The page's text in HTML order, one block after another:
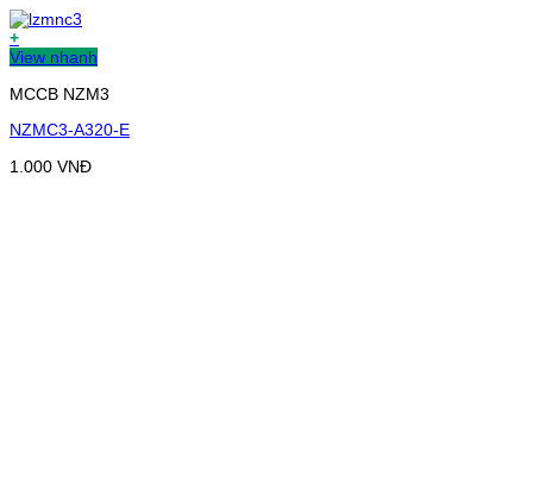
+
View nhanh
MCCB NZM3
NZMC3-A320-E
1.000 VNĐ